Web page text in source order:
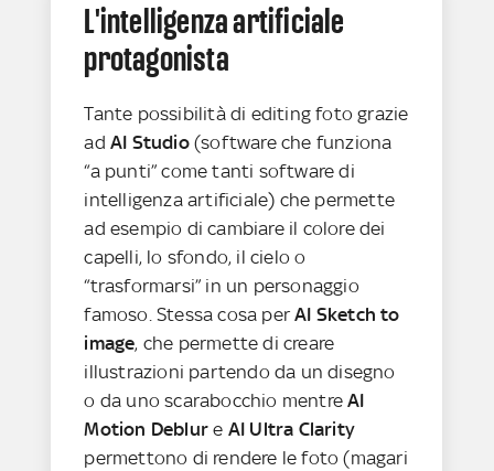
L'intelligenza artificiale
protagonista
Tante possibilità di editing foto grazie
adAI Studio(software che funziona
“a punti” come tanti software di
intelligenza artificiale) che permette
ad esempio di cambiare il colore dei
capelli, lo sfondo, il cielo o
“trasformarsi” in un personaggio
famoso. Stessa cosa perAI Sketch to
image, che permette di creare
illustrazioni partendo da un disegno
o da uno scarabocchio mentreAI
Motion Deblure AI Ultra Clarity
permettono di rendere le foto (magari